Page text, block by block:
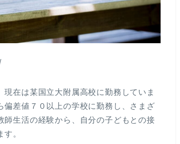
在は某国立大附属高校に勤務していま
差値７０以上の学校に勤務し、さまざ
師生活の経験から、自分の子どもとの接
。